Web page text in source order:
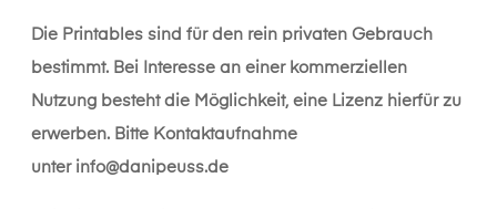
Die Printables sind für den rein privaten Gebrauch
bestimmt. Bei Interesse an einer kommerziellen
Nutzung besteht die Möglichkeit, eine Lizenz hierfür zu
erwerben. Bitte Kontaktaufnahme
unter info@danipeuss.de